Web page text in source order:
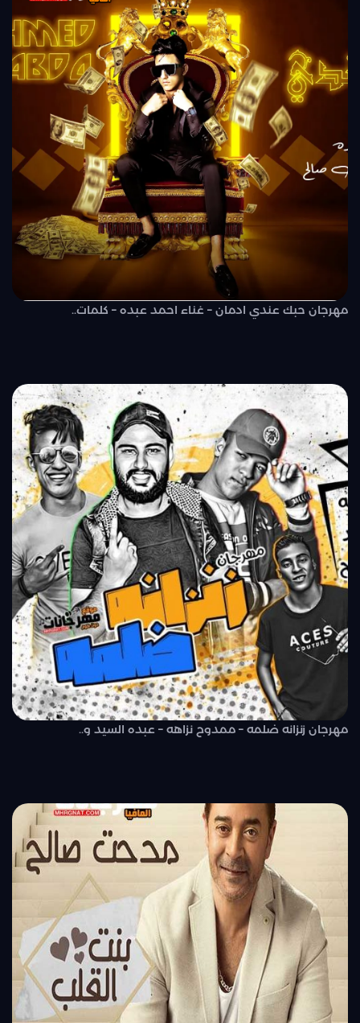
مهرجان حبك عندي ادمان – غناء احمد عبده – كلمات..
مهرجان زنزانه ضلمه – ممدوح نزاهه – عبده السيد و..